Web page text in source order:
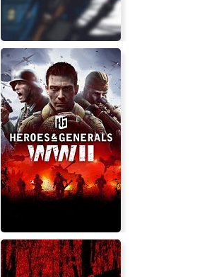
Moon Rhapsody